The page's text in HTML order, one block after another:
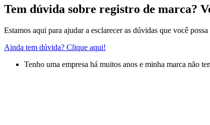
Tem dúvida sobre registro de marca?
Estamos aqui para ajudar a esclarecer as dúvidas que você
Ainda tem dúvida? Clique aqui!
Tenho uma empresa há muitos anos e minha marca não